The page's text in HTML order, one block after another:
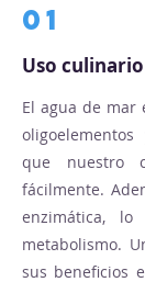
01
Uso culinario
El agua de
que nuestro
fácilmente.
enzimática,
metabolismo.
sus beneficios